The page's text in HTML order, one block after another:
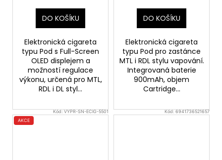
DO KOŠÍKU
Elektronická cigareta
typu Pod s Full-Screen
OLED displejem a
možností regulace
výkonu, určená pro MTL,
RDL i DL styl...
DO KOŠÍKU
Elektronická cigareta
typu Pod pro zastánce
MTL i RDL stylu vapování.
Integrovaná baterie
900mAh, objem
Cartridge...
Kód:VYPR-SN-ECIG-5501
AKCE
Kód:6941736521657